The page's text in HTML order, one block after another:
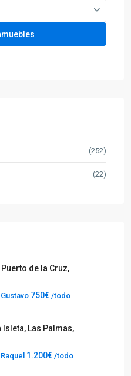
(252)
(22)
de la Cruz,
750€ /todo
Isleta, Las Palmas,
1.200€ /todo